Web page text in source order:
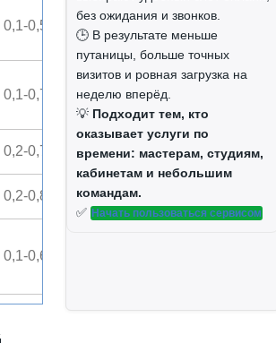
0,1-0,5
0,1-0,7 Н2
0,2-0,7 Н3
0,2-0,8 Н4
0,1-0,6
без ожидания и звонков.
🕒 В результате меньше
путаницы, больше точных
визитов и ровная загрузка на
неделю вперёд.
💡 Подходит тем, кто
оказывает услуги по
времени: мастерам, студиям,
кабинетам и небольшим
командам.
✅ Начать пользоваться сервисом